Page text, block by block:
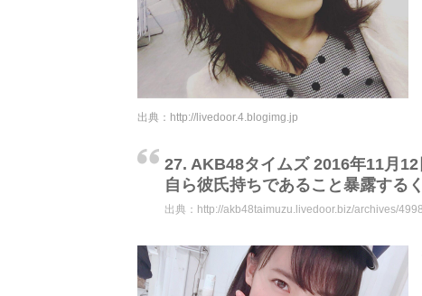
出典： http://livedoor.4.blogimg.jp
27. AKB48タイムズ 2016年11月
自ら彼氏持ちであること暴露する
出典： http://akb48taimuzu.livedoor.biz/archives/